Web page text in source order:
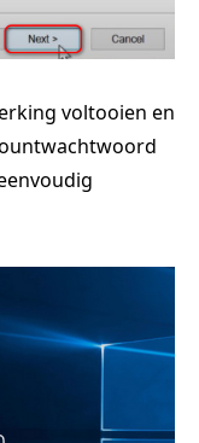
voltooien en